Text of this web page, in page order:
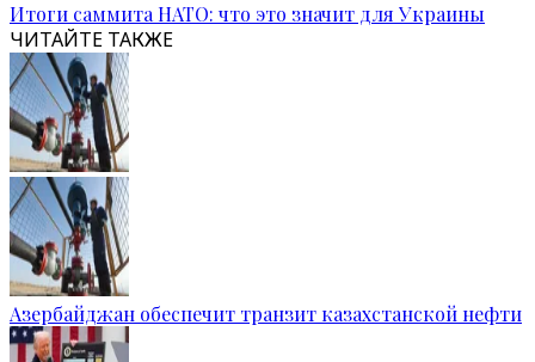
Итоги саммита НАТО: что это значит для Украины
ЧИТАЙТЕ ТАКЖЕ
Азербайджан обеспечит транзит казахстанской нефти